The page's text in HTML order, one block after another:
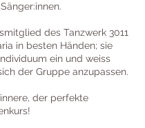
des Tanzwerk 3011
in besten Händen; sie
ein und weiss
der Gruppe anzupassen.
der perfekte